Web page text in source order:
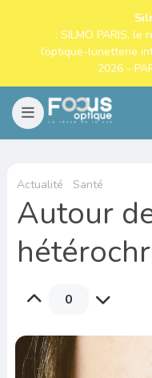
: SILMO PARIS,
l’optique-lunetterie
2026 -
Actualité Santé
Autour
0